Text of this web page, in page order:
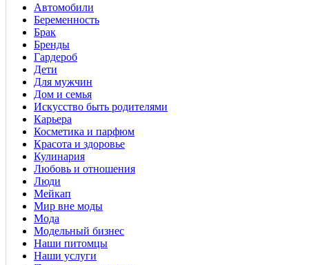
Автомобили
Беременность
Брак
Бренды
Гардероб
Дети
Для мужчин
Дом и семья
Искусство быть родителями
Карьера
Косметика и парфюм
Красота и здоровье
Кулинария
Любовь и отношения
Люди
Мейкап
Мир вне моды
Мода
Модельный бизнес
Наши питомцы
Наши услуги